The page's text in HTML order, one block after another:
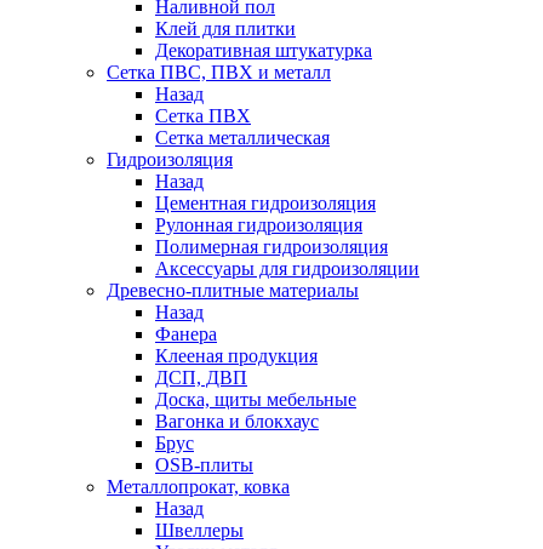
Наливной пол
Клей для плитки
Декоративная штукатурка
Сетка ПВС, ПВХ и металл
Назад
Сетка ПВХ
Сетка металлическая
Гидроизоляция
Назад
Цементная гидроизоляция
Рулонная гидроизоляция
Полимерная гидроизоляция
Аксессуары для гидроизоляции
Древесно-плитные материалы
Назад
Фанера
Клееная продукция
ДСП, ДВП
Доска, щиты мебельные
Вагонка и блокхаус
Брус
OSB-плиты
Металлопрокат, ковка
Назад
Швеллеры